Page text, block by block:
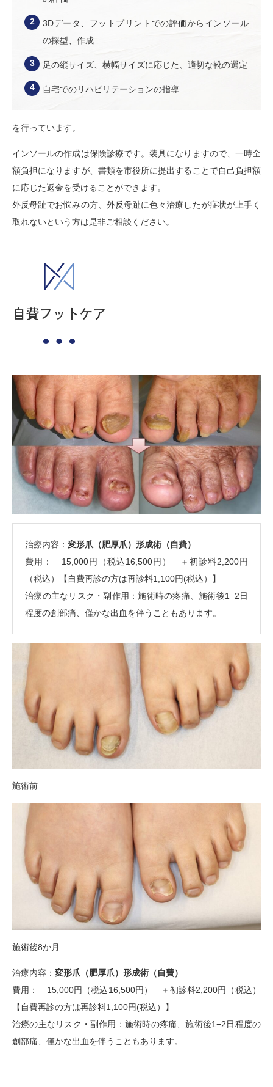
3Dデータ、フットプリントでの評価からインソール
の採型、作成
足の縦サイズ、横幅サイズに応じた、適切な靴の選定
自宅でのリハビリテーションの指導
を行っています。
インソールの作成は保険診療です。装具になりますので、一時全
額負担になりますが、書類を市役所に提出することで自己負担額
に応じた返金を受けることができます。
外反母趾でお悩みの方、外反母趾に色々治療したが症状が上手く
取れないという方は是非ご相談ください。
自費フットケア
治療内容： 変形爪（肥厚爪）形成術（自費）
費用：
15,000円（税込16,500円）
＋初診料2,200円
（税込）【自費再診の方は再診料1,100円(税込）】
治療の主なリスク・副作用：施術時の疼痛、施術後1−2日
程度の創部痛、僅かな出血を伴うこともあります。
施術前
施術後8か月
治療内容： 変形爪（肥厚爪）形成術（自費）
費用：
15,000円（税込16,500円）
＋初診料2,200円（税込）
【自費再診の方は再診料1,100円(税込）】
治療の主なリスク・副作用：施術時の疼痛、施術後1−2日程度の
創部痛、僅かな出血を伴うこともあります。